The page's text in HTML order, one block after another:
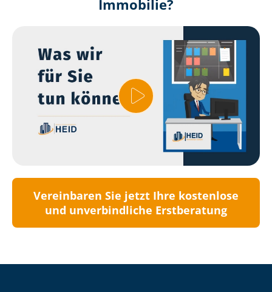
Immobilie?
Vereinbaren Sie jetzt Ihre kostenlose
und unverbindliche Erstberatung